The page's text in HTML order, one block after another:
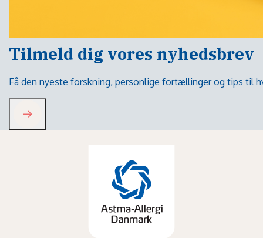
Tilmeld dig vores nyhedsbrev
Få den nyeste forskning, personlige fortællinger og tips til